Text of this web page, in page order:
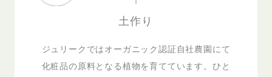
土作り
ジュリークではオーガニック認証自社農園にて
化粧品の原料となる植物を育てています。ひと